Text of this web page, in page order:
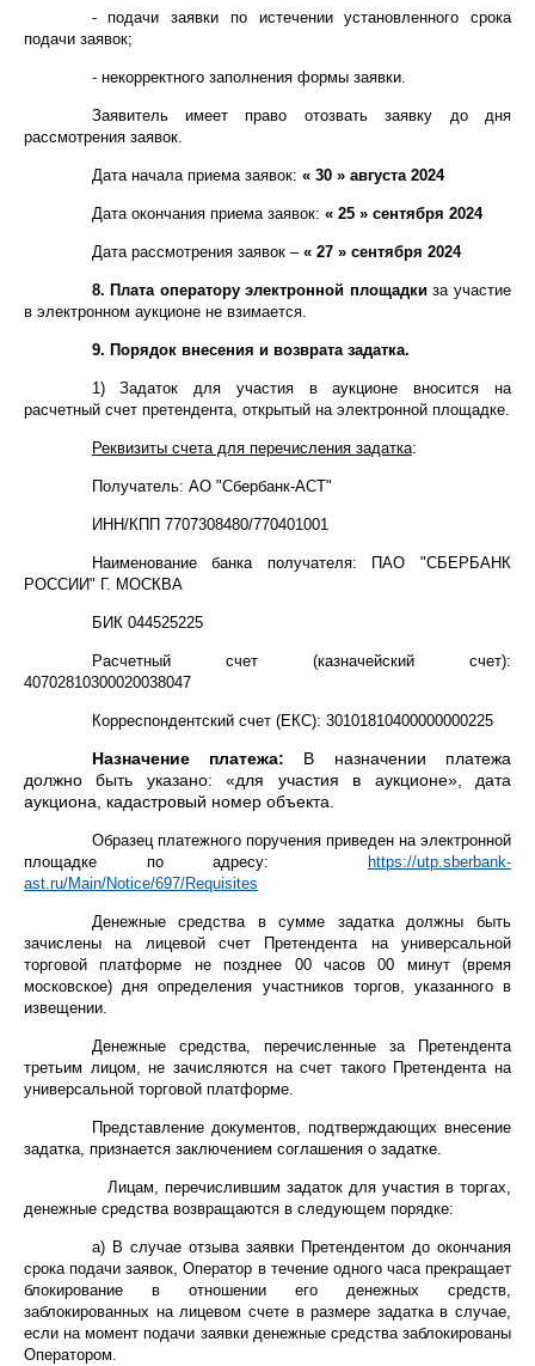
- подачи заявки по истечении установленного срока
подачи заявок;
- некорректного заполнения формы заявки.
Заявитель имеет право отозвать заявку до дня
рассмотрения заявок.
Дата начала приема заявок: « 30 » августа 2024
Дата окончания приема заявок: « 25 » сентября 2024
Дата рассмотрения заявок – « 27 » сентября 2024
8. Плата оператору электронной площадкиза участие
в электронном аукционе не взимается.
9. Порядок внесения и возврата задатка.
1) Задаток для участия в аукционе вносится на
расчетный счет претендента, открытый на электронной площадке.
Реквизиты счета для перечисления задатка:
Получатель: АО "Сбербанк-АСТ"
ИНН/КПП 7707308480/770401001
Наименование банка получателя: ПАО "СБЕРБАНК
РОССИИ" Г. МОСКВА
БИК 044525225
Расчетный счет (казначейский счет):
40702810300020038047
Корреспондентский счет (ЕКС): 30101810400000000225
Назначение платежа: В назначении платежа
должно быть указано: «для участия в аукционе», дата
аукциона, кадастровый номер объекта.
Образец платежного поручения приведен на электронной
площадке по адресу:
https://utp.sberbank-
ast.ru/Main/Notice/697/Requisites
Денежные средства в сумме задатка должны быть
зачислены на лицевой счет Претендента на универсальной
торговой платформе не позднее 00 часов 00 минут (время
московское) дня определения участников торгов, указанного в
извещении.
Денежные средства, перечисленные за Претендента
третьим лицом, не зачисляются на счет такого Претендента на
универсальной торговой платформе.
Представление документов, подтверждающих внесение
задатка, признается заключением соглашения о задатке.
Лицам, перечислившим задаток для участия в торгах,
денежные средства возвращаются в следующем порядке:
а) В случае отзыва заявки Претендентом до окончания
срока подачи заявок, Оператор в течение одного часа прекращает
блокирование в отношении его денежных средств,
заблокированных на лицевом счете в размере задатка в случае,
если на момент подачи заявки денежные средства заблокированы
Оператором.